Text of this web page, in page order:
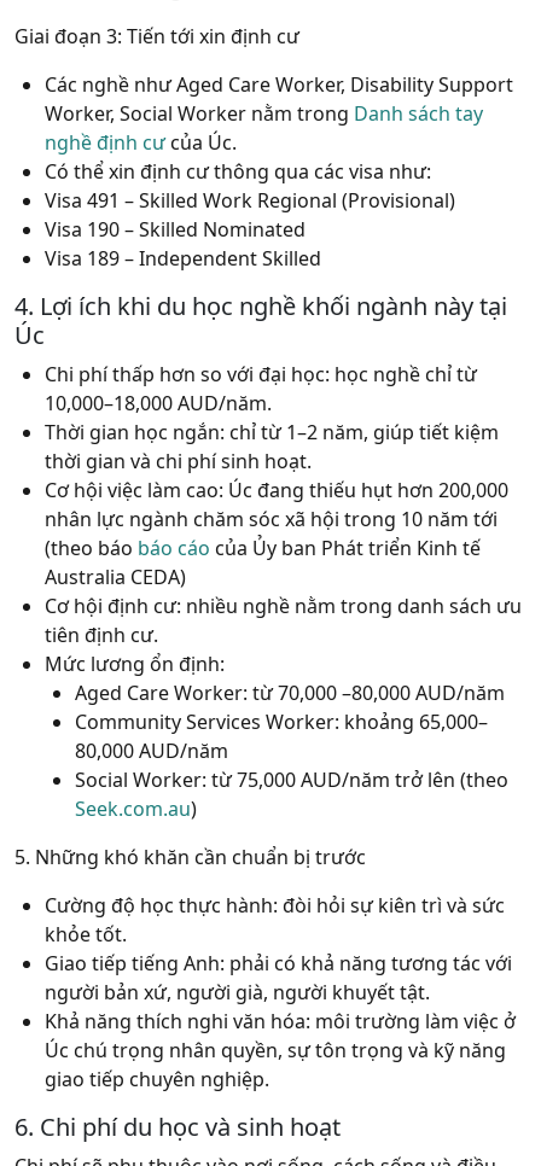
Giai đoạn 3: Tiến tới xin định cư
Các nghề như Aged Care Worker, Disability Support
Worker, Social Worker nằm trong Danh sách tay
nghề định cưcủa Úc.
Có thể xin định cư thông qua các visa như:
Visa 491 – Skilled Work Regional (Provisional)
Visa 190 – Skilled Nominated
Visa 189 – Independent Skilled
4. Lợi ích khi du học nghề khối ngành này tại
Úc
Chi phí thấp hơn so với đại học: học nghề chỉ từ
10,000–18,000 AUD/năm.
Thời gian học ngắn: chỉ từ 1–2 năm, giúp tiết kiệm
thời gian và chi phí sinh hoạt.
Cơ hội việc làm cao: Úc đang thiếu hụt hơn 200,000
nhân lực ngành chăm sóc xã hội trong 10 năm tới
(theo báo báo cáo của Ủy ban Phát triển Kinh tế
Australia CEDA)
Cơ hội định cư: nhiều nghề nằm trong danh sách ưu
tiên định cư.
Mức lương ổn định:
Aged Care Worker: từ 70,000 –80,000 AUD/năm
Community Services Worker: khoảng 65,000–
80,000 AUD/năm
Social Worker: từ 75,000 AUD/năm trở lên (theo
Seek.com.au)
5. Những khó khăn cần chuẩn bị trước
Cường độ học thực hành: đòi hỏi sự kiên trì và sức
khỏe tốt.
Giao tiếp tiếng Anh: phải có khả năng tương tác với
người bản xứ, người già, người khuyết tật.
Khả năng thích nghi văn hóa: môi trường làm việc ở
Úc chú trọng nhân quyền, sự tôn trọng và kỹ năng
giao tiếp chuyên nghiệp.
6. Chi phí du học và sinh hoạt